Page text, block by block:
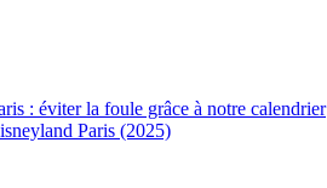
: éviter la foule grâce à notre calendrier
Paris (2025)